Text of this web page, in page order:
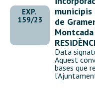
EXP.
159/23
municipis
de
Montcada
Data
Aquest
bases que